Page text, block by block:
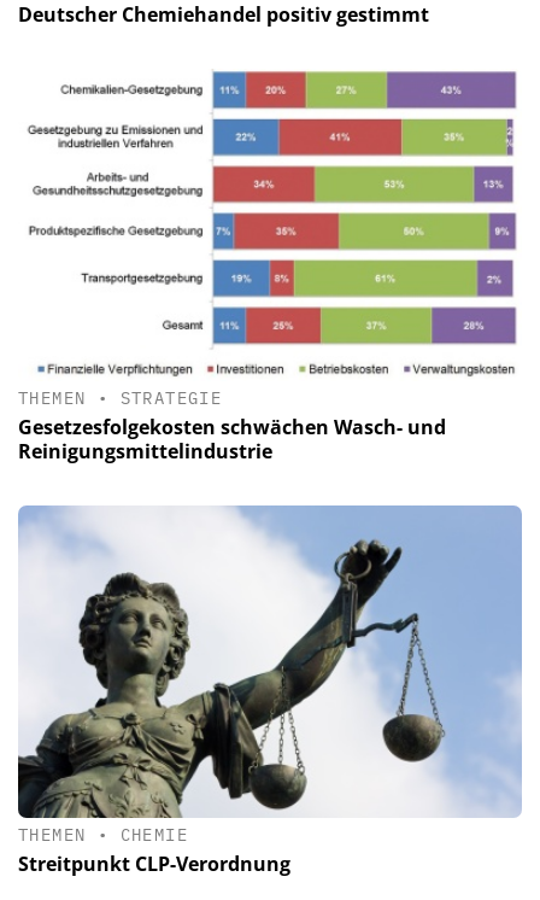
Deutscher Chemiehandel positiv gestimmt
THEMEN • STRATEGIE
Gesetzesfolgekosten schwächen Wasch- und
Reinigungsmittelindustrie
THEMEN • CHEMIE
Streitpunkt CLP-Verordnung